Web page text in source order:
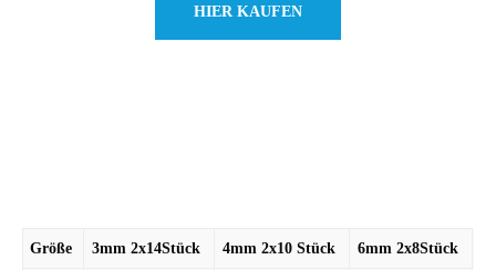
HIER KAUFEN
Größe 3mm 2x14Stück 4mm 2x10 Stück 6mm 2x8Stück